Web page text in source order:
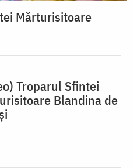
Mărturisitoare
Troparul Sfintei
Blandina de